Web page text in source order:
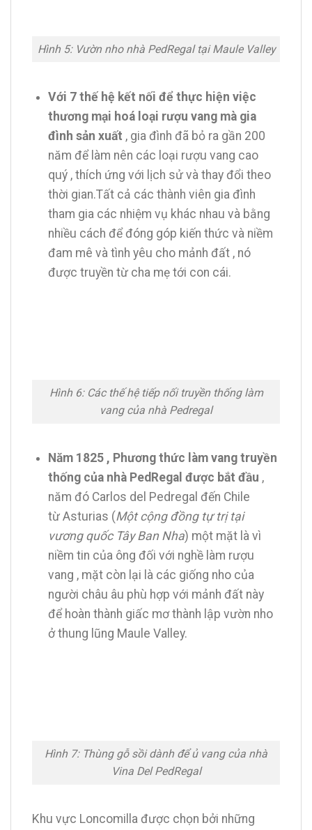
Hình 5: Vườn nho nhà PedRegal tại Maule Valley
Với 7 thế hệ kết nối để thực hiện việc
thương mại hoá loại rượu vang mà gia
đình sản xuất , gia đình đã bỏ ra gần 200
năm để làm nên các loại rượu vang cao
quý , thích ứng với lịch sử và thay đổi theo
thời gian.Tất cả các thành viên gia đình
tham gia các nhiệm vụ khác nhau và bằng
nhiều cách để đóng góp kiến thức và niềm
đam mê và tình yêu cho mảnh đất , nó
được truyền từ cha mẹ tới con cái.
Hình 6: Các thế hệ tiếp nối truyền thống làm
vang của nhà Pedregal
Năm 1825 , Phương thức làm vang truyền
thống của nhà PedRegal được bắt đầu ,
năm đó Carlos del Pedregal đến Chile
từ Asturias (Một cộng đồng tự trị tại
vương quốc Tây Ban Nha) một mặt là vì
niềm tin của ông đối với nghề làm rượu
vang , mặt còn lại là các giống nho của
người châu âu phù hợp với mảnh đất này
để hoàn thành giấc mơ thành lập vườn nho
ở thung lũng Maule Valley.
Hình 7: Thùng gỗ sồi dành để ủ vang của nhà
Vina Del PedRegal
Khu vực Loncomilla được chọn bởi những